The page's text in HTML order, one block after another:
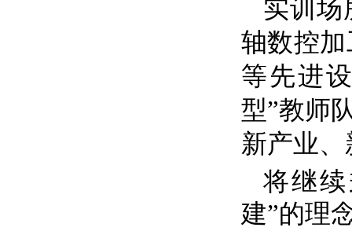
实训场
轴数控
等先进
型”教师
新产业
将继
建”的理